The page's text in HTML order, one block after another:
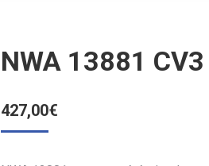
NWA 13881
427,00€